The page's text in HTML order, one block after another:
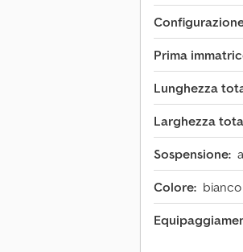
Prima
Lunghezza
Larghezza
Sospensione:
Colore: bianco